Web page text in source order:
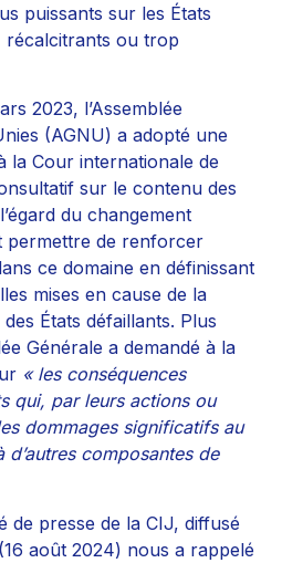
puissants sur les États
récalcitrants ou trop
2023, l’Assemblée
(AGNU) a adopté une
la Cour internationale de
sur le contenu des
du changement
permettre de renforcer
ce domaine en définissant
mises en cause de la
États défaillants. Plus
Générale a demandé à la
« les conséquences
qui, par leurs actions ou
dommages significatifs au
composantes de
de presse de la CIJ, diffusé
août 2024) nous a rappelé